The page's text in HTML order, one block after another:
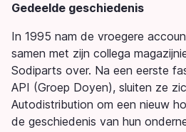
Gedeelde geschiedenis
In 1995 nam de vroegere
samen met zijn collega
Sodiparts over. Na een eerste
API (Groep Doyen), sluiten ze
Autodistribution om een nieuw
de geschiedenis van hun